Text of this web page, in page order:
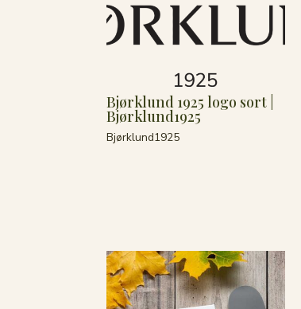
Bjørklund 1925 logo sort |
Bjørklund1925
Bjørklund1925